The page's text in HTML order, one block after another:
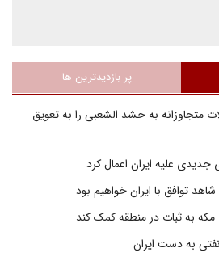
پر بازدیدترین ها
متجاوزانه به حشد الشعبی را به تعویق
جدیدی علیه ایران اعمال کرد
توافق با ایران خواهیم بود
مکه به ثبات در منطقه کمک کند